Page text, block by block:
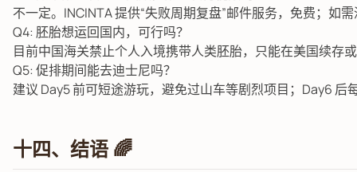
不一定。INCINTA 提供“失败周期复盘”邮件服务，免费；如
Q4: 胚胎想运回国内，可行吗？
目前中国海关禁止个人入境携带人类胚胎，只能在美国续存
Q5: 促排期间能去迪士尼吗？
建议 Day5 前可短途游玩，避免过山车等剧烈项目；Day6 后
十四、结语 🌈